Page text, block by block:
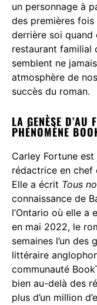
un personnage à
des premières fois
derrière soi quand
restaurant familial
semblent ne
atmosphère de
succès du roman.
LA GENÈSE D’AU
PHÉNOMÈNE
Carley Fortune
rédactrice en chef
Elle a écrit Tous
connaissance de
l’Ontario où elle a
en mai 2022, le
semaines l’un des
littéraire
communauté
bien au-delà des
plus d’un million